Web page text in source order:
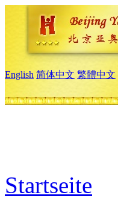
English 简体中文 繁體中文
Startseite